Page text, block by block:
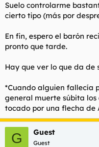
Suelo controlarme
cierto tipo (más por
En fin, espero el barón
pronto que tarde.
Hay que ver lo que da de
*Cuando alguien fallecía
general muerte súbita
tocado por una flecha de
G Guest
Guest